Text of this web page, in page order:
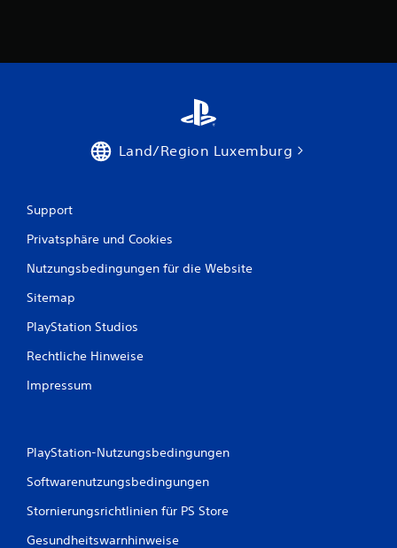
4
Land/Region Luxemburg
Support
Privatsphäre und Cookies
Nutzungsbedingungen für die Website
Sitemap
PlayStation Studios
Rechtliche Hinweise
Impressum
PlayStation-Nutzungsbedingungen
Softwarenutzungsbedingungen
Stornierungsrichtlinien für PS Store
Gesundheitswarnhinweise